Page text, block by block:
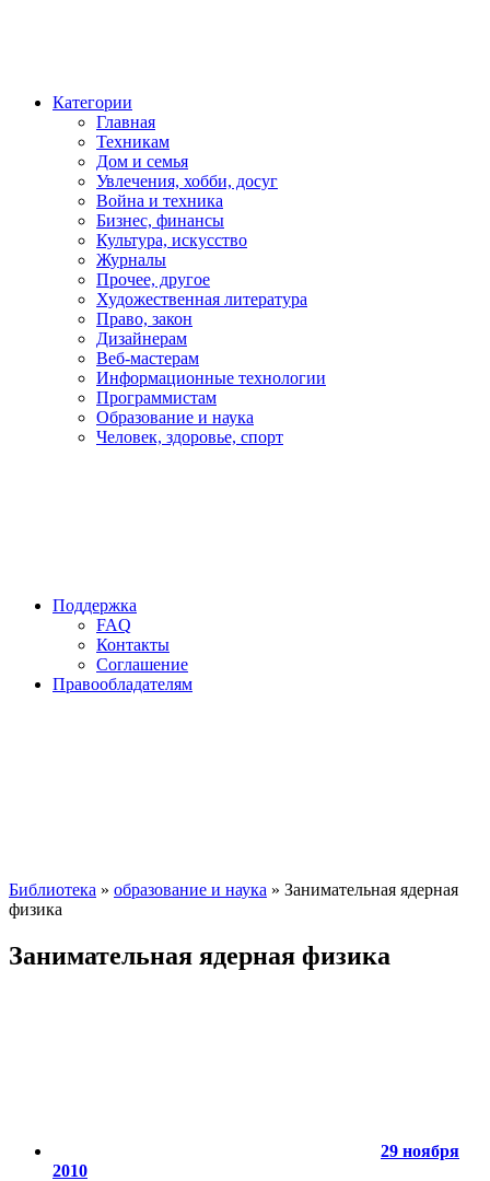
Категории
Главная
Техникам
Дом и семья
Увлечения, хобби, досуг
Война и техника
Бизнес, финансы
Культура, искусство
Журналы
Прочее, другое
Художественная литература
Право, закон
Дизайнерам
Веб-мастерам
Информационные технологии
Программистам
Образование и наука
Человек, здоровье, спорт
Поддержка
FAQ
Контакты
Соглашение
Правообладателям
Библиотека » образование и наука » Занимательная ядерная
физика
Занимательная ядерная физика
29 ноября
2010